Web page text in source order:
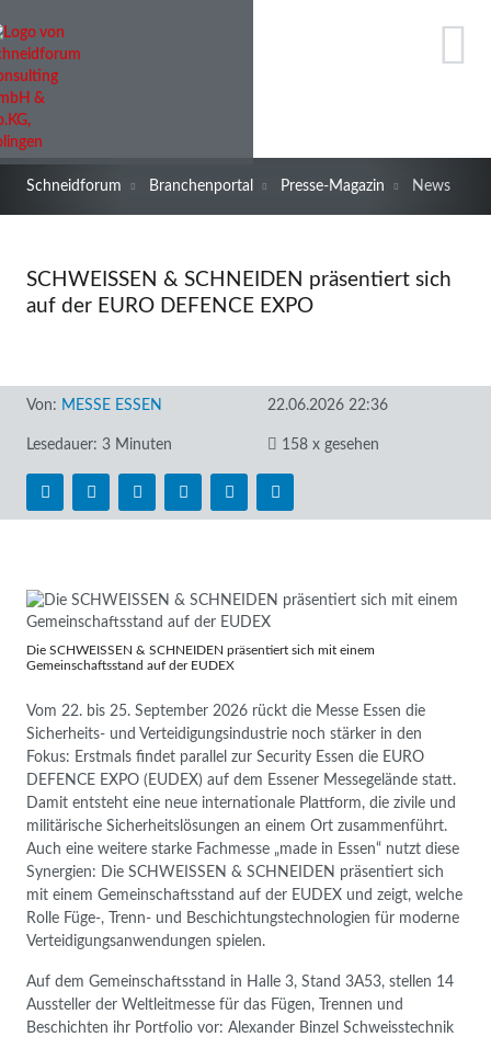
Schneidforum Branchenportal Presse-Magazin News
SCHWEISSEN & SCHNEIDEN präsentiert sich
auf der EURO DEFENCE EXPO
Von: MESSE ESSEN 22.06.2026 22:36
Lesedauer: 3 Minuten 158 x gesehen
Die SCHWEISSEN & SCHNEIDEN präsentiert sich mit einem
Gemeinschaftsstand auf der EUDEX
Vom 22. bis 25. September 2026 rückt die Messe Essen die
Sicherheits- und Verteidigungsindustrie noch stärker in den
Fokus: Erstmals findet parallel zur Security Essen die EURO
DEFENCE EXPO (EUDEX) auf dem Essener Messegelände statt.
Damit entsteht eine neue internationale Plattform, die zivile und
militärische Sicherheitslösungen an einem Ort zusammenführt.
Auch eine weitere starke Fachmesse „made in Essen“ nutzt diese
Synergien: Die SCHWEISSEN & SCHNEIDEN präsentiert sich
mit einem Gemeinschaftsstand auf der EUDEX und zeigt, welche
Rolle Füge-, Trenn- und Beschichtungstechnologien für moderne
Verteidigungsanwendungen spielen.
Auf dem Gemeinschaftsstand in Halle 3, Stand 3A53, stellen 14
Aussteller der Weltleitmesse für das Fügen, Trennen und
Beschichten ihr Portfolio vor: Alexander Binzel Schweisstechnik